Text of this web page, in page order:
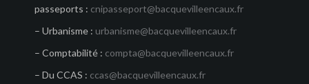
passeports : cnipasseport@bacquevilleencaux.fr
– Urbanisme : urbanisme@bacquevilleencaux.fr
– Comptabilité : compta@bacquevilleencaux.fr
– Du CCAS : ccas@bacquevilleencaux.fr